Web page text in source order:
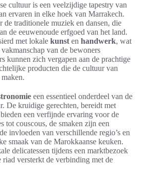
cultuur is een veelzijdige tapestry van
ervaren in elke hoek van Marrakech.
de traditionele muziek en dansen, die
de eeuwenoude erfgoed van het land.
met lokale kunst en handwerk, wat
van de bewoners
kunnen zich vergapen aan de prachtige
producten die de cultuur van
een essentieel onderdeel van de
De kruidige gerechten, bereidt met
een verfijnde ervaring voor de
tot couscous, de smaken zijn een
invloeden van verschillende regio’s en
smaak van de Marokkaanse keuken.
delicatessen tijdens een marktbezoek
versterkt de verbinding met de